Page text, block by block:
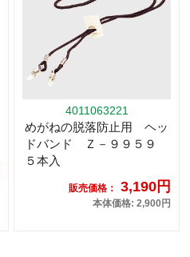
4011063221
めがねの脱落防止用 ヘッ
ドバンド Ｚ－９９５９
５本入
販売価格： 3,190円
本体価格: 2,900円